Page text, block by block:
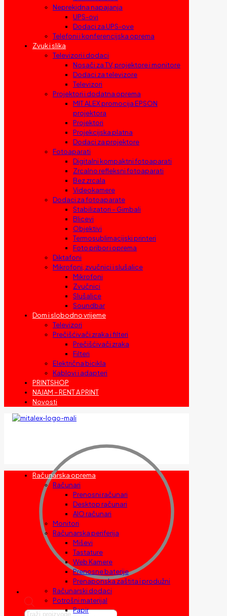
Neprekidna napajanja
UPS-ovi
Dodaci za UPS-ove
Telefoni i konferencijska oprema
Zvuk i slika
Televizori i dodaci
Nosači za TV, projektore i monitore
Dodaci za televizore
Televizori
Projektori i dodatna oprema
MIT ALEX promocija EPSON
projektora
Projektori
Projekcijska platna
Dodaci za projektore
Fotoaparati
Digitalni kompaktni fotoaparati
Zrcalno refleksni fotoaparati
Bez zrcala
Videokamere
Dodaci za fotoaparate
Stabilizatori – Gimbali
Blicevi
Objektivi
Termosublimacijski printeri
Foto pribor i oprema
Diktafoni
Mikrofoni, zvučnici i slušalice
Mikrofoni
Zvučnici
Slušalice
Soundbar
Dom i slobodno vrijeme
Televizori
Prečišćivači zraka i filteri
Prečišćivači zraka
Filteri
Električna bicikla
Kablovi i adapteri
PRINTSHOP
NAJAM – RENT A PRINT
Novosti
Products
Računarska oprema
Računari
Prenosni računari
Desktop računari
AIO računari
Monitori
Računarska periferija
Miševi
Tastature
Web Kamere
Prenosne baterije
Prenaponska zaštita i produžni
Računarski dodaci
Potrošni materijal
Papir